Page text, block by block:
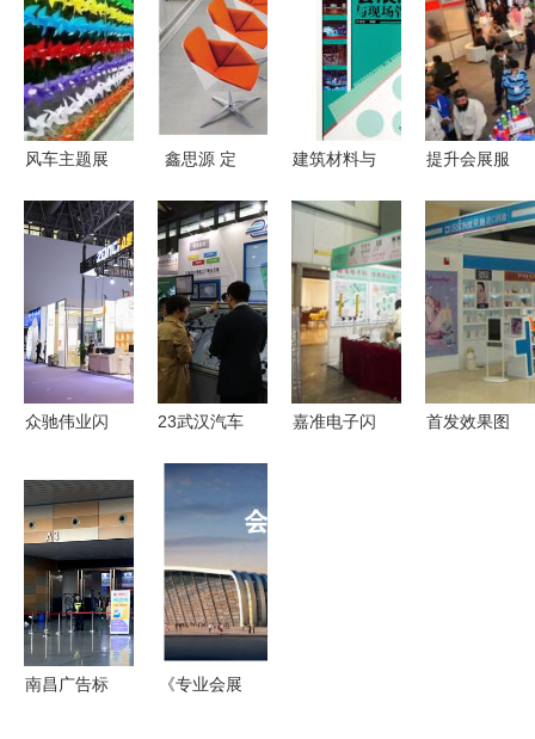
风车主题展
之美赋能品
牌与节庆活
动
鑫思源 定
的匠心之道
——深圳办
公家具与会
展魅力
建筑材料与
么更好路径
迁移
提升会展服
键要素
众驰伟业闪
第二十三届
中国国际检
验医学暨输
血仪器试剂
博览会创新
引领未来
23武汉汽车
满落幕，多
家名企携创
新成果亮相
嘉准电子闪
首发效果图
南昌广告标
《专业会展